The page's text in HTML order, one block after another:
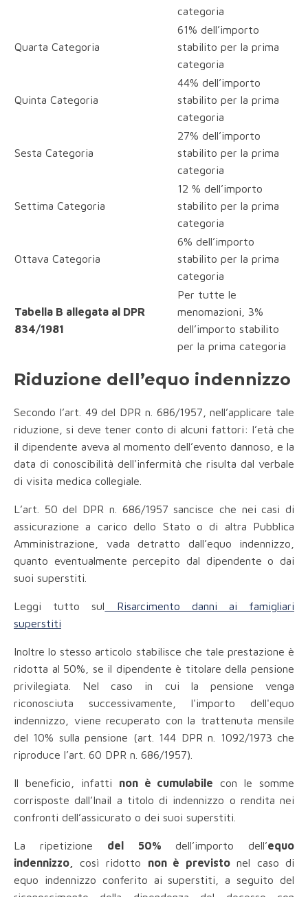
categoria
Quarta Categoria
61% dell’importo
stabilito per la prima
categoria
Quinta Categoria
44% dell’importo
stabilito per la prima
categoria
Sesta Categoria
27% dell’importo
stabilito per la prima
categoria
Settima Categoria
12 % dell’importo
stabilito per la prima
categoria
Ottava Categoria
6% dell’importo
stabilito per la prima
categoria
Tabella B allegata al DPR
834/1981
Per tutte le
menomazioni, 3%
dell’importo stabilito
per la prima categoria
Riduzione dell’equo indennizzo
Secondo l’art. 49 del DPR n. 686/1957, nell’applicare tale
riduzione, si deve tener conto di alcuni fattori: l’età che
il dipendente aveva al momento dell’evento dannoso, e la
data di conoscibilità dell'infermità che risulta dal verbale
di visita medica collegiale.
L’art. 50 del DPR n. 686/1957 sancisce che nei casi di
assicurazione a carico dello Stato o di altra Pubblica
Amministrazione, vada detratto dall’equo indennizzo,
quanto eventualmente percepito dal dipendente o dai
suoi superstiti.
Leggi tutto sul Risarcimento danni ai famigliari
superstiti
Inoltre lo stesso articolo stabilisce che tale prestazione è
ridotta al 50%, se il dipendente è titolare della pensione
privilegiata. Nel caso in cui la pensione venga
riconosciuta successivamente, l'importo dell'equo
indennizzo, viene recuperato con la trattenuta mensile
del 10% sulla pensione (art. 144 DPR n. 1092/1973 che
riproduce l’art. 60 DPR n. 686/1957).
Il beneficio, infatti non è cumulabile con le somme
corrisposte dall’Inail a titolo di indennizzo o rendita nei
confronti dell’assicurato o dei suoi superstiti.
La ripetizione del 50% dell’importo dell’equo
indennizzo, così ridotto non è previstonel caso di
equo indennizzo conferito ai superstiti, a seguito del